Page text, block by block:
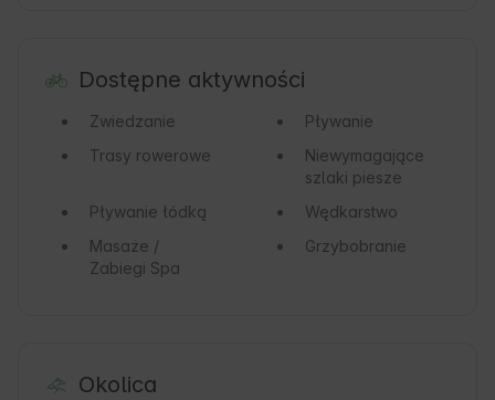
Dostępne aktywności
Zwiedzanie
Pływanie
Trasy rowerowe
Niewymagające
szlaki piesze
Pływanie łódką
Wędkarstwo
Masaże /
Zabiegi Spa
Grzybobranie
Okolica